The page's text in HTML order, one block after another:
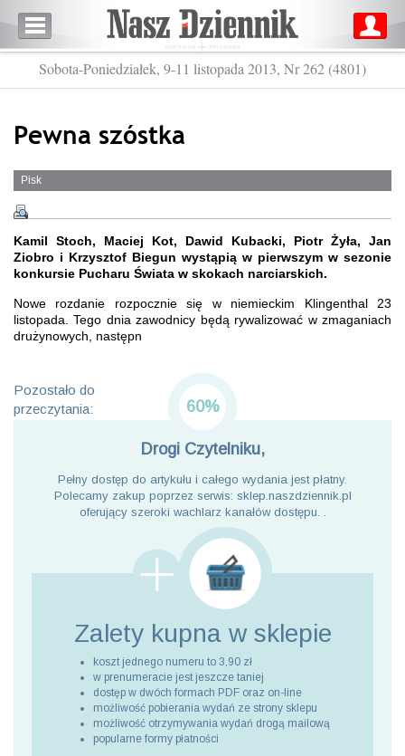
Sobota-Poniedziałek, 9-11 listopada 2013, Nr 262 (4801)
Pewna szóstka
Pisk
Kamil Stoch, Maciej Kot, Dawid Kubacki, Piotr Żyła, Jan
Ziobro i Krzysztof Biegun wystąpią w pierwszym w sezonie
konkursie Pucharu Świata w skokach narciarskich.
Nowe rozdanie rozpocznie się w niemieckim Klingenthal 23
listopada. Tego dnia zawodnicy będą rywalizować w zmaganiach
drużynowych, następn
Pozostało do
przeczytania:
60%
Drogi Czytelniku,
Pełny dostęp do artykułu i całego wydania jest płatny.
Polecamy zakup poprzez serwis: sklep.naszdziennik.pl
oferujący szeroki wachlarz kanałów dostępu. .
Zalety kupna w sklepie
koszt jednego numeru to 3,90 zł
w prenumeracie jest jeszcze taniej
dostęp w dwóch formach PDF oraz on-line
możliwość pobierania wydań ze strony sklepu
możliwość otrzymywania wydań drogą mailową
popularne formy płatności